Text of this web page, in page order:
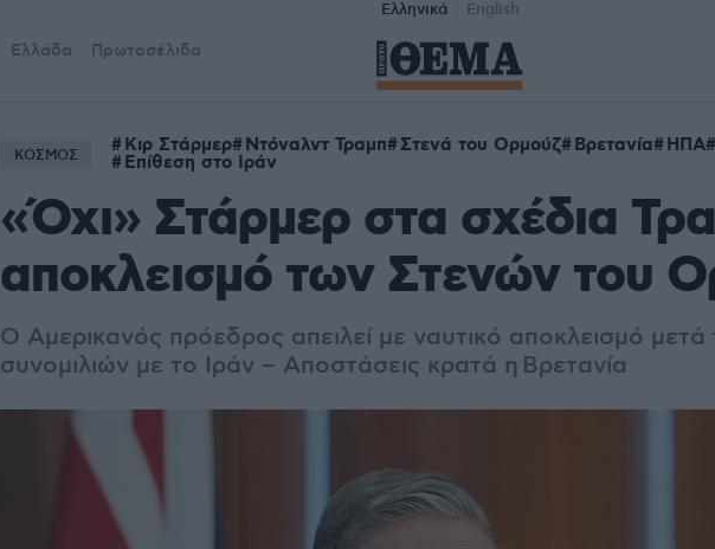
Ελληνικά English
Ελλάδα Πρωτοσέλιδα
ΚΟΣΜΟΣ Κιρ Στάρμερ Ντόναλντ Τραμπ Στενά του Ορμούζ Βρετανία ΗΠΑ
Επίθεση στο Ιράν
«Όχι» Στάρμερ στα σχέδια
αποκλεισμό των Στενών του
Ο Αμερικανός πρόεδρος απειλεί με ναυτικό αποκλεισμό μετά
συνομιλιών με το Ιράν – Αποστάσεις κρατά η Βρετανία